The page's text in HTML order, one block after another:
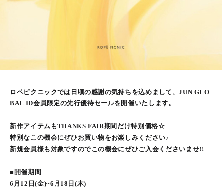
ロペピクニックでは日頃の感謝の気持ちを込めまして、JUN GLO
BAL ID会員限定の先行優待セールを開催いたします。
新作アイテムもTHANKS FAIR期間だけ特別価格☆
特別なこの機会にぜひお買い物をお楽しみください♪
新規会員様も対象ですのでこの機会にぜひご入会くださいませ!!️
■開催期間
6月12日(金)~6月18日(木)